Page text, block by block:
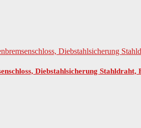
Diebstahlsicherung